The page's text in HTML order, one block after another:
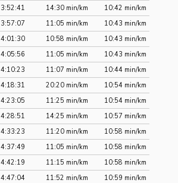
3:52:41 14:30 min/km
10:42 min/km
3:57:07 11:05 min/km
10:43 min/km
4:01:30 10:58 min/km
10:43 min/km
4:05:56 11:05 min/km
10:43 min/km
4:10:23 11:07 min/km
10:44 min/km
4:18:31 20:20 min/km
10:54 min/km
4:23:05 11:25 min/km
10:54 min/km
4:28:51 14:25 min/km
10:57 min/km
4:33:23 11:20 min/km
10:58 min/km
4:37:49 11:05 min/km
10:58 min/km
4:42:19 11:15 min/km
10:58 min/km
4:47:04 11:52 min/km
10:59 min/km